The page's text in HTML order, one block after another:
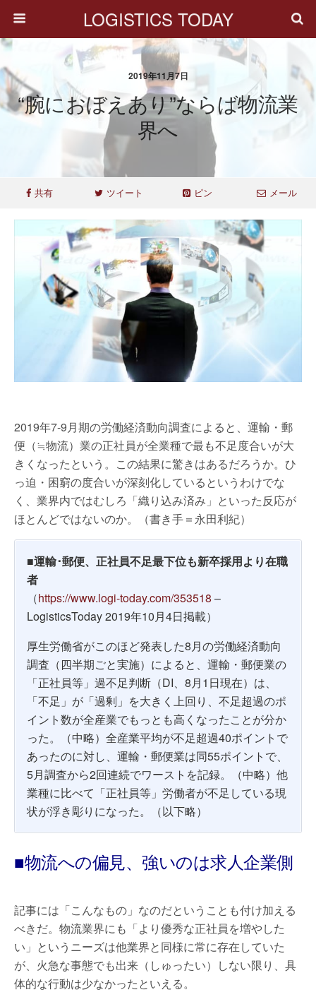
LOGISTICS TODAY
2019年11月7日
“腕におぼえあり”ならば物流業
界へ
共有 ツイート ピン メール
2019年7-9月期の労働経済動向調査によると、運輸・郵
便（≒物流）業の正社員が全業種で最も不足度合いが大
きくなったという。この結果に驚きはあるだろうか。ひ
っ迫・困窮の度合いが深刻化しているというわけでな
く、業界内ではむしろ「織り込み済み」といった反応が
ほとんどではないのか。（書き手＝永田利紀）
■運輸･郵便、正社員不足最下位も新卒採用より在職
者
（https://www.logi-today.com/353518 –
LogisticsToday 2019年10月4日掲載）
厚生労働省がこのほど発表した8月の労働経済動向
調査（四半期ごと実施）によると、運輸・郵便業の
「正社員等」過不足判断（DI、8月1日現在）は、
「不足」が「過剰」を大きく上回り、不足超過のポ
イント数が全産業でもっとも高くなったことが分か
った。（中略）全産業平均が不足超過40ポイントで
あったのに対し、運輸・郵便業は同55ポイントで、
5月調査から2回連続でワーストを記録。（中略）他
業種に比べて「正社員等」労働者が不足している現
状が浮き彫りになった。（以下略）
■物流への偏見、強いのは求人企業側
記事には「こんなもの」なのだということも付け加える
べきだ。物流業界にも「より優秀な正社員を増やした
い」というニーズは他業界と同様に常に存在していた
が、火急な事態でも出来（しゅったい）しない限り、具
体的な行動は少なかったといえる。